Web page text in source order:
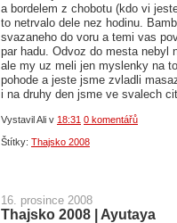
a bordelem z chobotu (kdo vi
to netrvalo dele nez hodinu.
svazaneho do voru a temi vas
par hadu. Odvoz do mesta nebyl
ale my uz meli jen myslenky na
pohode a jeste jsme zvladli
i na druhy den jsme ve svalech
Vystavil Ali v 18:31 0 komentářů
Štítky: Thajsko 2008
16. prosince 2008
Thajsko 2008 | Ayutaya